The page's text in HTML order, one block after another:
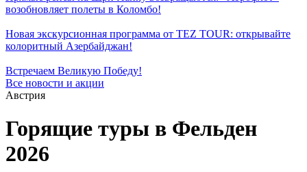
возобновляет полеты в Коломбо!
Новая экскурсионная программа от TEZ TOUR: открывайте
колоритный Азербайджан!
Встречаем Великую Победу!
Все новости и акции
Австрия
Горящие туры в Фельден
2026